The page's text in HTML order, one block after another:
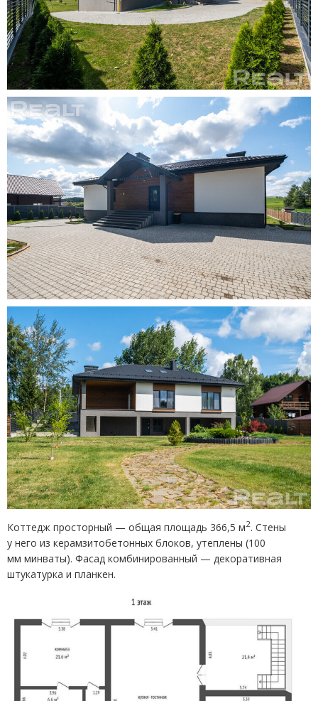
Коттедж просторный — общая площадь 366,5 м2. Стены
у него из керамзитобетонных блоков, утеплены (100
мм минваты). Фасад комбинированный — декоративная
штукатурка и планкен.